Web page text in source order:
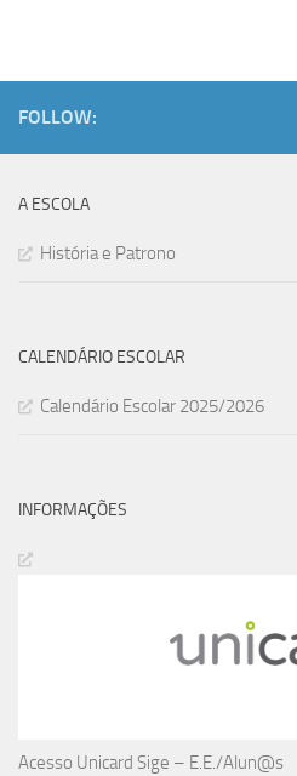
FOLLOW:
A ESCOLA
História e Patrono
CALENDÁRIO ESCOLAR
Calendário Escolar 2025/2026
INFORMAÇÕES
Acesso Unicard Sige – E.E./Alun@s